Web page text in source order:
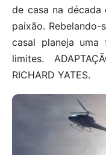
de casa na década
paixão.
casal planeja
limites.
RICHARD YATES.